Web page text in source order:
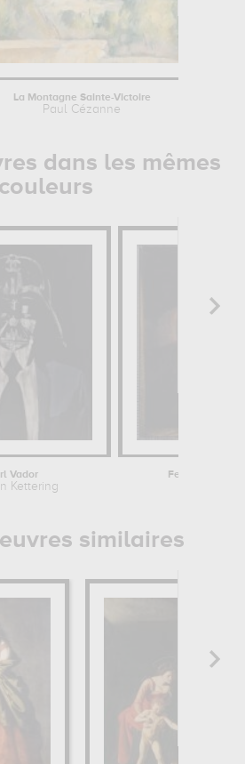
La Montagne Sainte-Victoire
Paul Cézanne
dans les mêmes
couleurs
Vador
Kettering
Femme à sa
similaires